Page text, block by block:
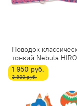
Поводок
тонкий Nebula
1 950 руб.
3 900 руб.